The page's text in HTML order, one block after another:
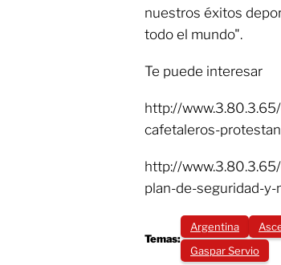
nuestros éxitos
todo el mundo".
Te puede interesar
http://
cafetaleros-
http://
plan-de-seguridad-y-
Temas:
Argentina
Gaspar Servio